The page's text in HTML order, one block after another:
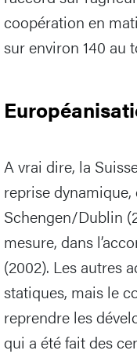
coopération en
sur environ 140 au
A vrai dire, la
reprise dynamique,
Schengen/Dublin
mesure, dans
(2002). Les autres
statiques, mais le
reprendre les
qui a été fait des